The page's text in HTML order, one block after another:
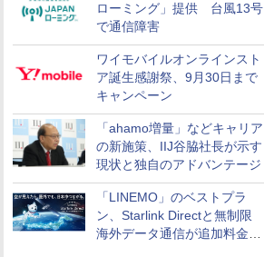
ローミング」提供 台風13号
で通信障害
ワイモバイルオンラインスト
ア誕生感謝祭、9月30日まで
キャンペーン
「ahamo増量」などキャリア
の新施策、IIJ谷脇社長が示す
現状と独自のアドバンテージ
「LINEMO」のベストプラ
ン、Starlink Directと無制限
海外データ通信が追加料金な